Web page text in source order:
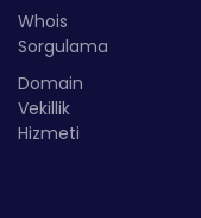
Whois
Sorgulama
Domain
Vekillik
Hizmeti